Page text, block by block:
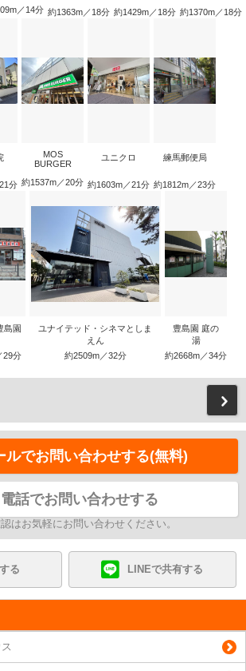
／14分 約1363m／18分 約1429m／18分 約1370m／18分
分
MOS
BURGER
約1537m／20分
ユニクロ
約1603m／21分
練馬郵便局
約1812m／23分
島園
29分
ユナイテッド・シネマとしま
えん
約2509m／32分
豊島園 庭の
湯
約2668m／34分
ルでお問い合わせする(無料)
電話でお問い合わせする
はお気軽にお問い合わせください。
る LINEで共有する